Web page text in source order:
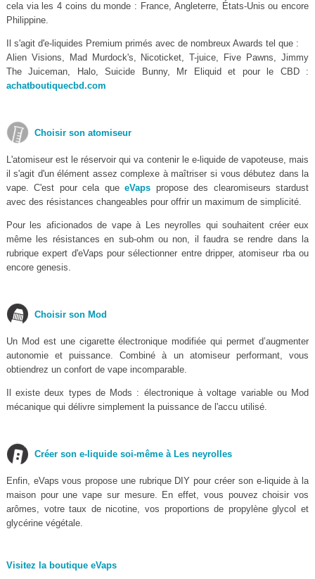
cela via les 4 coins du monde : France, Angleterre, États-Unis ou encore
Philippine.
Il s'agit d'e-liquides Premium primés avec de nombreux Awards tel que :
Alien Visions, Mad Murdock's, Nicoticket, T-juice, Five Pawns, Jimmy
The Juiceman, Halo, Suicide Bunny, Mr Eliquid et pour le CBD :
achatboutiquecbd.com
Choisir son atomiseur
L'atomiseur est le réservoir qui va contenir le e-liquide de vapoteuse, mais
il s'agit d'un élément assez complexe à maîtriser si vous débutez dans la
vape. C'est pour cela queeVaps propose des clearomiseurs stardust
avec des résistances changeables pour offrir un maximum de simplicité.
Pour les aficionados de vape à Les neyrolles qui souhaitent créer eux
même les résistances en sub-ohm ou non, il faudra se rendre dans la
rubrique expert d'eVaps pour sélectionner entre dripper, atomiseur rba ou
encore genesis.
Choisir son Mod
Un Mod est une cigarette électronique modifiée qui permet d’augmenter
autonomie et puissance. Combiné à un atomiseur performant, vous
obtiendrez un confort de vape incomparable.
Il existe deux types de Mods : électronique à voltage variable ou Mod
mécanique qui délivre simplement la puissance de l'accu utilisé.
Créer son e-liquide soi-même à Les neyrolles
Enfin, eVaps vous propose une rubrique DIY pour créer son e-liquide à la
maison pour une vape sur mesure. En effet, vous pouvez choisir vos
arômes, votre taux de nicotine, vos proportions de propylène glycol et
glycérine végétale.
Visitez la boutique eVaps